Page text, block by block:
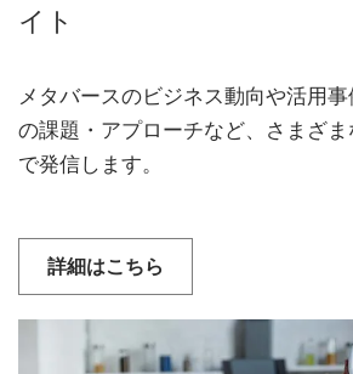
イト
メタバースのビジネス動向や活用
の課題・アプローチなど、さまざ
で発信します。
詳細はこちら